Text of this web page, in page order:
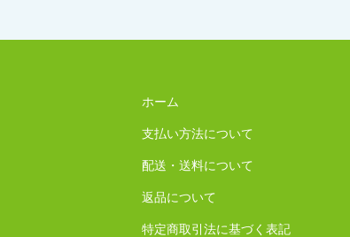
ホーム
支払い方法について
配送・送料について
返品について
特定商取引法に基づく表記